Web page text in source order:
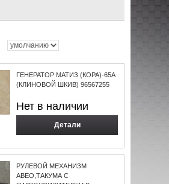
ГЕНЕРАТОР МАТИЗ (КОРА)-65А
(КЛИНОВОЙ ШКИВ) 96567255
Нет в наличии
Детали
РУЛЕВОЙ МЕХАНИЗМ
АВЕО,ТАКУМА С